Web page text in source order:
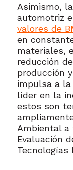
Asimismo,
automotriz
valores de
en
materiales,
reducción
producción
impulsa a la
líder en la
estos son
Ambiental a
Evaluación
Tecnologías